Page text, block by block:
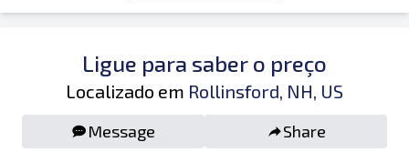
Ligue para saber o preço
Localizado em Rollinsford, NH, US
Message Share